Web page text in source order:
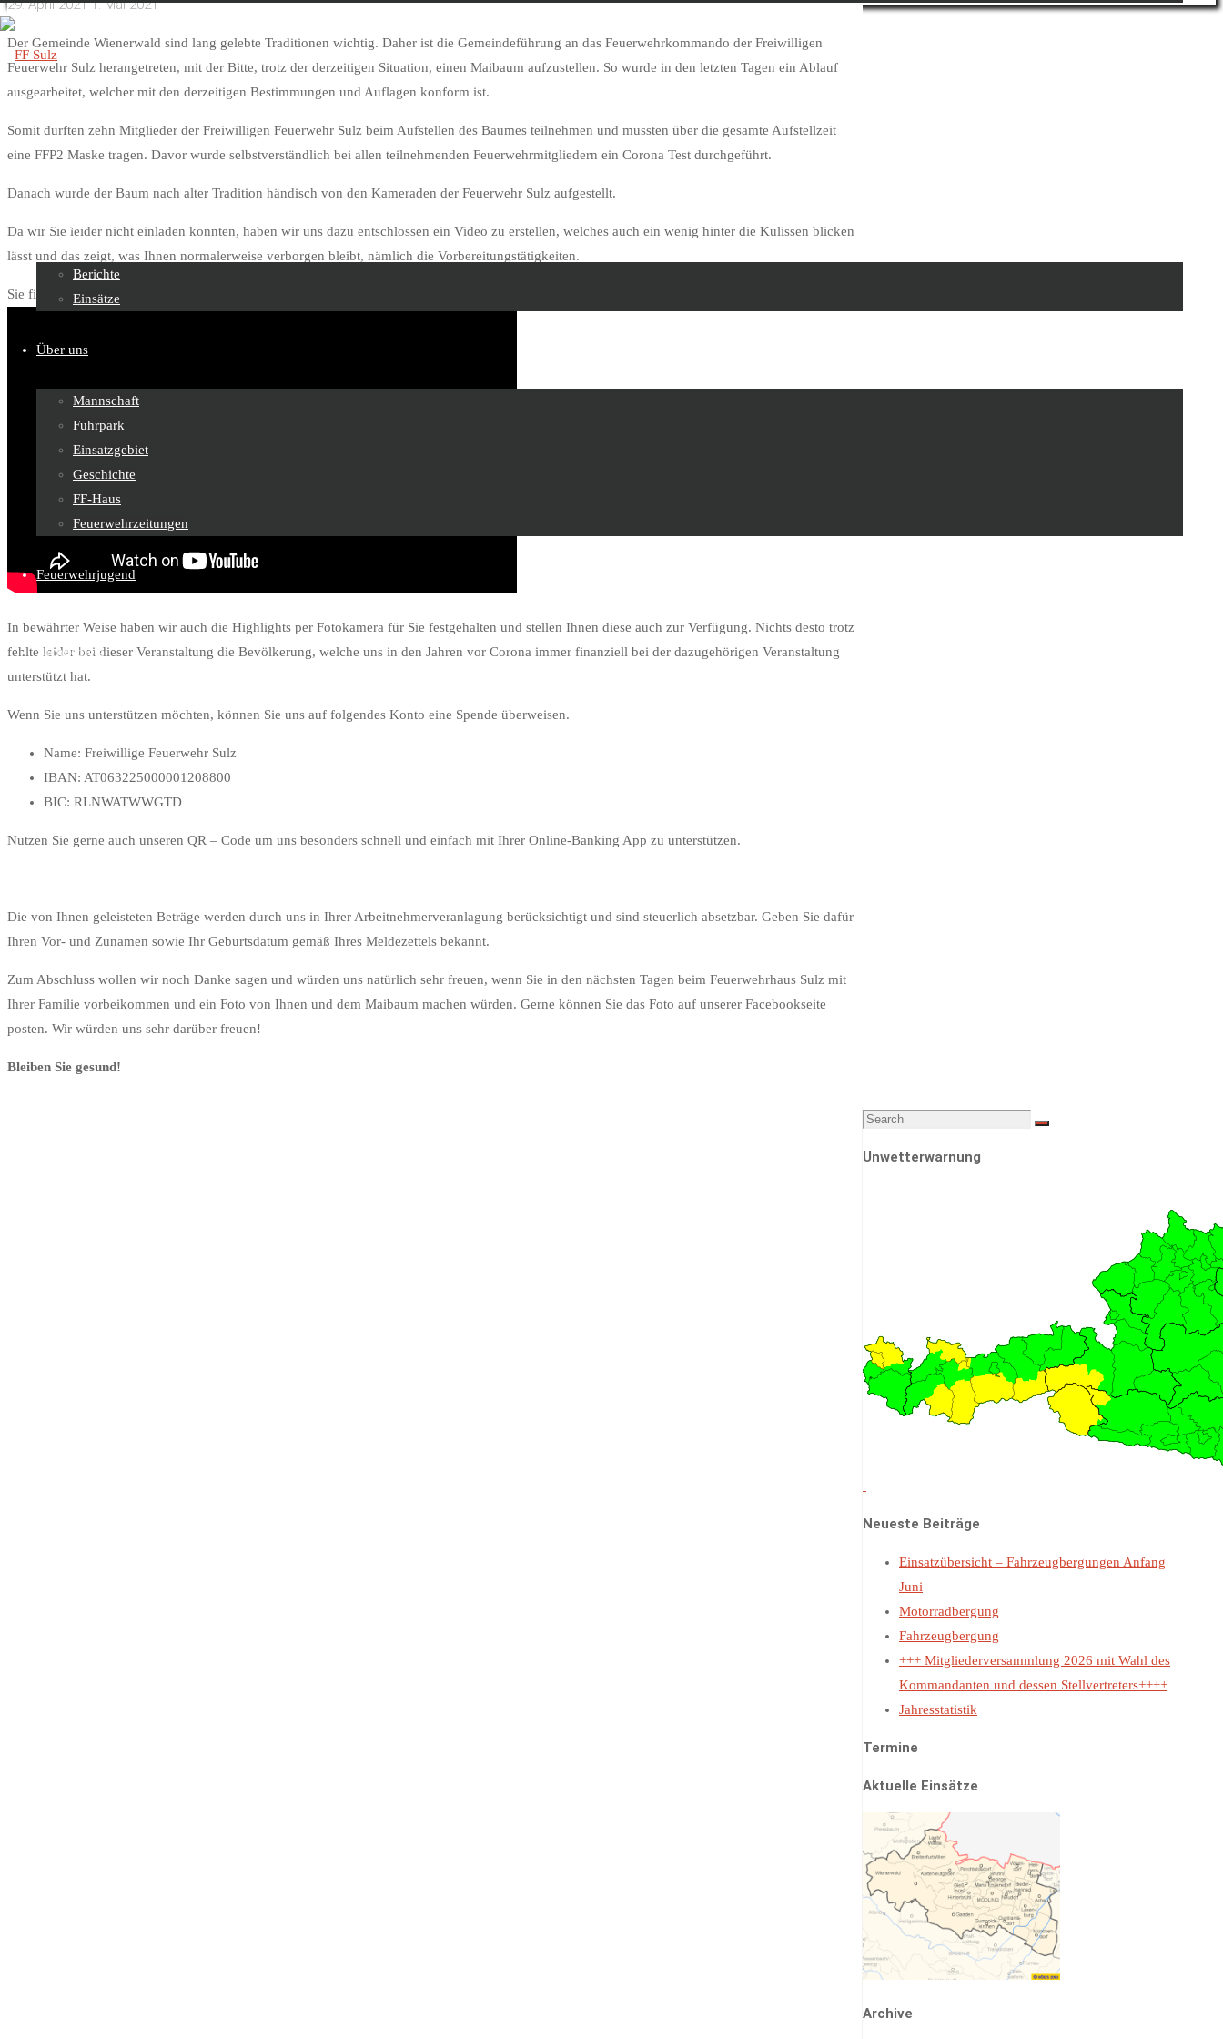
Sulz
Skip
Berichte
Einsätze
Über uns
Mannschaft
Fuhrpark
Einsatzgebiet
Geschichte
FF-Haus
Feuerwehrzeitungen
Feuerwehrjugend
Sachgebiete
29. April 20211. Mai 2021
Der Gemeinde Wienerwald sind lang gelebte Traditionen wichtig. Daher ist die Gemeindeführung an das Feuerwehrkommando der Freiwilligen
Feuerwehr Sulz herangetreten, mit der Bitte, trotz der derzeitigen Situation, einen Maibaum aufzustellen. So wurde in den letzten Tagen ein Ablauf
ausgearbeitet, welcher mit den derzeitigen Bestimmungen und Auflagen konform ist.
Somit durften zehn Mitglieder der Freiwilligen Feuerwehr Sulz beim Aufstellen des Baumes teilnehmen und mussten über die gesamte Aufstellzeit
eine FFP2 Maske tragen. Davor wurde selbstverständlich bei allen teilnehmenden Feuerwehrmitgliedern ein Corona Test durchgeführt.
Danach wurde der Baum nach alter Tradition händisch von den Kameraden der Feuerwehr Sulz aufgestellt.
Da wir Sie leider nicht einladen konnten, haben wir uns dazu entschlossen ein Video zu erstellen, welches auch ein wenig hinter die Kulissen blicken
lässt und das zeigt, was Ihnen normalerweise verborgen bleibt, nämlich die Vorbereitungstätigkeiten.
Sie finden das Video hier:
In bewährter Weise haben wir auch die Highlights per Fotokamera für Sie festgehalten und stellen Ihnen diese auch zur Verfügung. Nichts desto trotz
fehlte leider bei dieser Veranstaltung die Bevölkerung, welche uns in den Jahren vor Corona immer finanziell bei der dazugehörigen Veranstaltung
unterstützt hat.
Wenn Sie uns unterstützen möchten, können Sie uns auf folgendes Konto eine Spende überweisen.
Name: Freiwillige Feuerwehr Sulz
IBAN: AT063225000001208800
BIC: RLNWATWWGTD
Nutzen Sie gerne auch unseren QR – Code um uns besonders schnell und einfach mit Ihrer Online-Banking App zu unterstützen.
Die von Ihnen geleisteten Beträge werden durch uns in Ihrer Arbeitnehmerveranlagung berücksichtigt und sind steuerlich absetzbar. Geben Sie dafür
Ihren Vor- und Zunamen sowie Ihr Geburtsdatum gemäß Ihres Meldezettels bekannt.
Zum Abschluss wollen wir noch Danke sagen und würden uns natürlich sehr freuen, wenn Sie in den nächsten Tagen beim Feuerwehrhaus Sulz mit
Ihrer Familie vorbeikommen und ein Foto von Ihnen und dem Maibaum machen würden. Gerne können Sie das Foto auf unserer Facebookseite
posten. Wir würden uns sehr darüber freuen!
Bleiben Sie gesund!
Search
Search
Unwetterwarnung
Neueste Beiträge
Einsatzübersicht – Fahrzeugbergungen Anfang
Juni
Motorradbergung
Fahrzeugbergung
+++ Mitgliederversammlung 2026 mit Wahl des
Kommandanten und dessen Stellvertreters++++
Jahresstatistik
Termine
Aktuelle Einsätze
Archive